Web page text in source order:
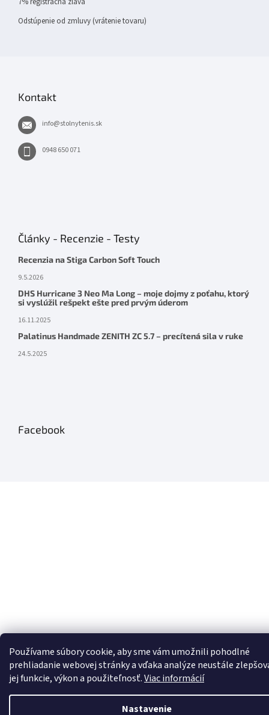
Používame súbory cookie, aby sme vám umožnili pohodlné
prehliadanie webovej stránky a vďaka analýze neustále
jej funkcie, výkon a použiteľnosť.Viac informácií
Nastavenie
Odstúpenie od zmluvy (vrátenie tovaru)
Kontakt
info@stolnytenis.sk
0948 650 071
Články - Recenzie - Testy
Recenzia na Stiga Carbon Soft Touch
9.5.2026
DHS Hurricane 3 Neo Ma Long – moje dojmy z poťahu, ktorý
si vyslúžil rešpekt ešte pred prvým úderom
16.11.2025
Palatinus Handmade ZENITH ZC 5.7 – precítená sila v ruke
24.5.2025
Facebook